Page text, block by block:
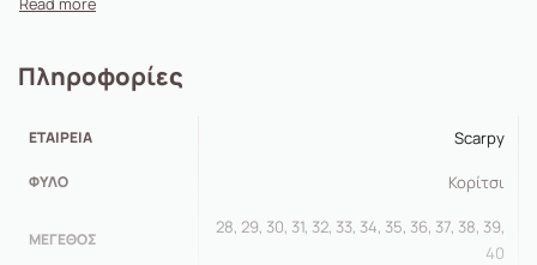
Πληροφορίες
ΕΤΑΙΡΕΊΑ Scarpy
ΦΎΛΟ Κορίτσι
ΜΈΓΕΘΟΣ
28, 29, 30, 31, 32, 33, 34, 35, 36, 37, 38, 39,
40